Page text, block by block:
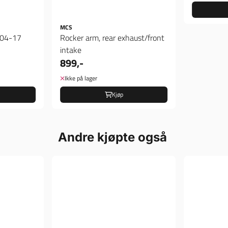
17
MCS
Rocker arm, rear exhaust/front
intake
899,-
Ikke på lager
Kjøp
Andre kjøpte også